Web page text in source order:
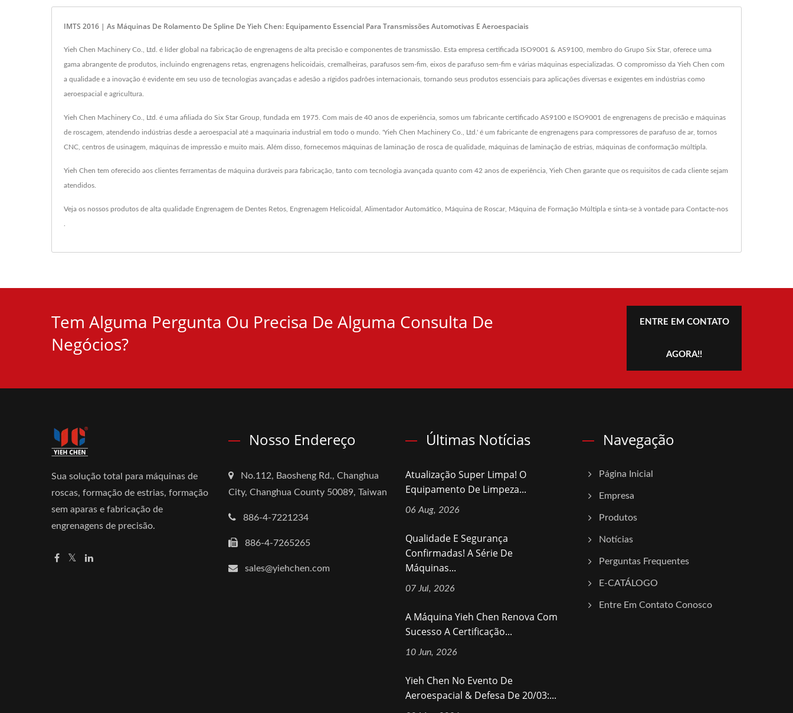
IMTS 2016 | As Máquinas De Rolamento De Spline De Yieh Chen: Equipamento Essencial Para Transmissões Automotivas E Aeroespaciais
Yieh Chen Machinery Co., Ltd. é líder global na fabricação de engrenagens de alta precisão e componentes de transmissão. Esta empresa certificada ISO9001 & AS9100, membro do Grupo Six Star, oferece uma
gama abrangente de produtos, incluindo engrenagens retas, engrenagens helicoidais, cremalheiras, parafusos sem-fim, eixos de parafuso sem-fim e várias máquinas especializadas. O compromisso da Yieh Chen com
a qualidade e a inovação é evidente em seu uso de tecnologias avançadas e adesão a rígidos padrões internacionais, tornando seus produtos essenciais para aplicações diversas e exigentes em indústrias como
aeroespacial e agricultura.
Yieh Chen Machinery Co., Ltd. é uma afiliada do Six Star Group, fundada em 1975. Com mais de 40 anos de experiência, somos um fabricante certificado AS9100 e ISO9001 de engrenagens de precisão e máquinas
de roscagem, atendendo indústrias desde a aeroespacial até a maquinaria industrial em todo o mundo. 'Yieh Chen Machinery Co., Ltd.' é um fabricante de engrenagens para compressores de parafuso de ar, tornos
CNC, centros de usinagem, máquinas de impressão e muito mais. Além disso, fornecemos máquinas de laminação de rosca de qualidade, máquinas de laminação de estrias, máquinas de conformação múltipla.
Yieh Chen tem oferecido aos clientes ferramentas de máquina duráveis para fabricação, tanto com tecnologia avançada quanto com 42 anos de experiência, Yieh Chen garante que os requisitos de cada cliente sejam
atendidos.
Veja os nossos produtos de alta qualidade Engrenagem de Dentes Retos Engrenagem Helicoidal Alimentador Automático Máquina de Roscar, Máquina de Formação Múltipla e sinta-se à vontade para Contacte-nos
Tem Alguma Pergunta Ou Precisa De Alguma Consulta De
Negócios?
ENTRE EM CONTATO
AGORA!!
Sua solução total para máquinas de
roscas, formação de estrias, formação
sem aparas e fabricação de
engrenagens de precisão.
Nosso Endereço
No.112, Baosheng Rd., Changhua
City, Changhua County 50089, Taiwan
886-4-7221234
886-4-7265265
sales@yiehchen.com
Últimas Notícias
Atualização Super Limpa! O
Equipamento De Limpeza...
06 Aug, 2026
Qualidade E Segurança
Confirmadas! A Série De
Máquinas...
07 Jul, 2026
A Máquina Yieh Chen Renova Com
Sucesso A Certificação...
10 Jun, 2026
Yieh Chen No Evento De
Aeroespacial & Defesa De 20/03:...
Navegação
Página Inicial
Empresa
Produtos
Notícias
Perguntas Frequentes
E-CATÁLOGO
Entre Em Contato Conosco